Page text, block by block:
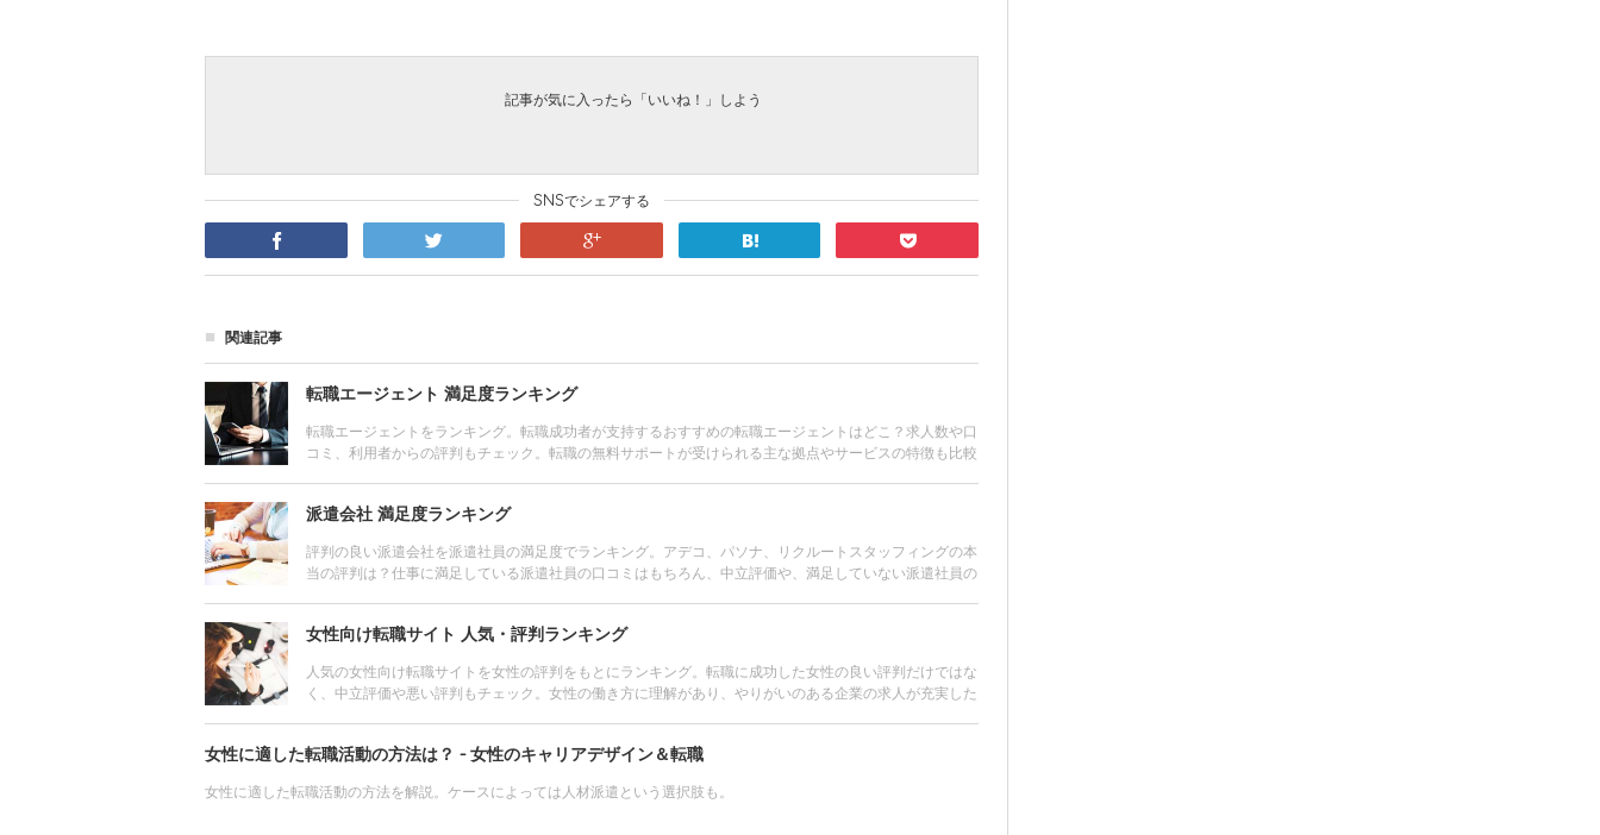
記事が気に入ったら「いいね！」しよう
SNSでシェアする
facebook twitter google hatena pocket
関連記事
転職エージェント 満足度ランキング
転職エージェントをランキング。転職成功者が支持するおすすめの転職エージェントはどこ？求人数や口
コミ、利用者からの評判もチェック。転職の無料サポートが受けられる主な拠点やサービスの特徴も比較
派遣会社 満足度ランキング
評判の良い派遣会社を派遣社員の満足度でランキング。アデコ、パソナ、リクルートスタッフィングの本
当の評判は？仕事に満足している派遣社員の口コミはもちろん、中立評価や、満足していない派遣社員の
女性向け転職サイト 人気・評判ランキング
人気の女性向け転職サイトを女性の評判をもとにランキング。転職に成功した女性の良い評判だけではな
く、中立評価や悪い評判もチェック。女性の働き方に理解があり、やりがいのある企業の求人が充実した
女性に適した転職活動の方法は？ - 女性のキャリアデザイン＆転職
女性に適した転職活動の方法を解説。ケースによっては人材派遣という選択肢も。